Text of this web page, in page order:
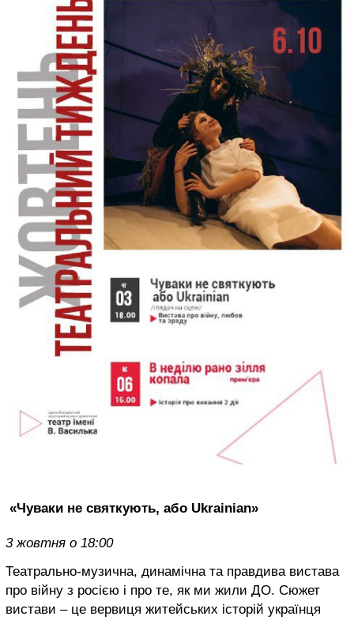
«Чуваки не святкують, або Ukrainian»
3 жовтня о 18:00
Театрально-музична, динамічна та правдива вистава
про війну з росією і про те, як ми жили ДО. Сюжет
вистави – це вервиця житейських історій українця